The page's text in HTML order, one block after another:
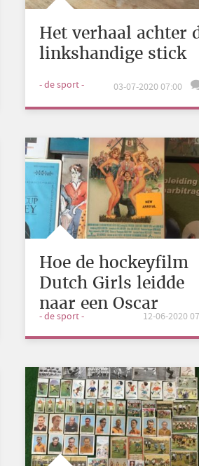
Het verhaal achter
linkshandige stick
- de sport - 03-07-2020 07:00
Hoe de hockeyfilm
Dutch Girls leidde
naar een Oscar
- de sport - 12-06-2020